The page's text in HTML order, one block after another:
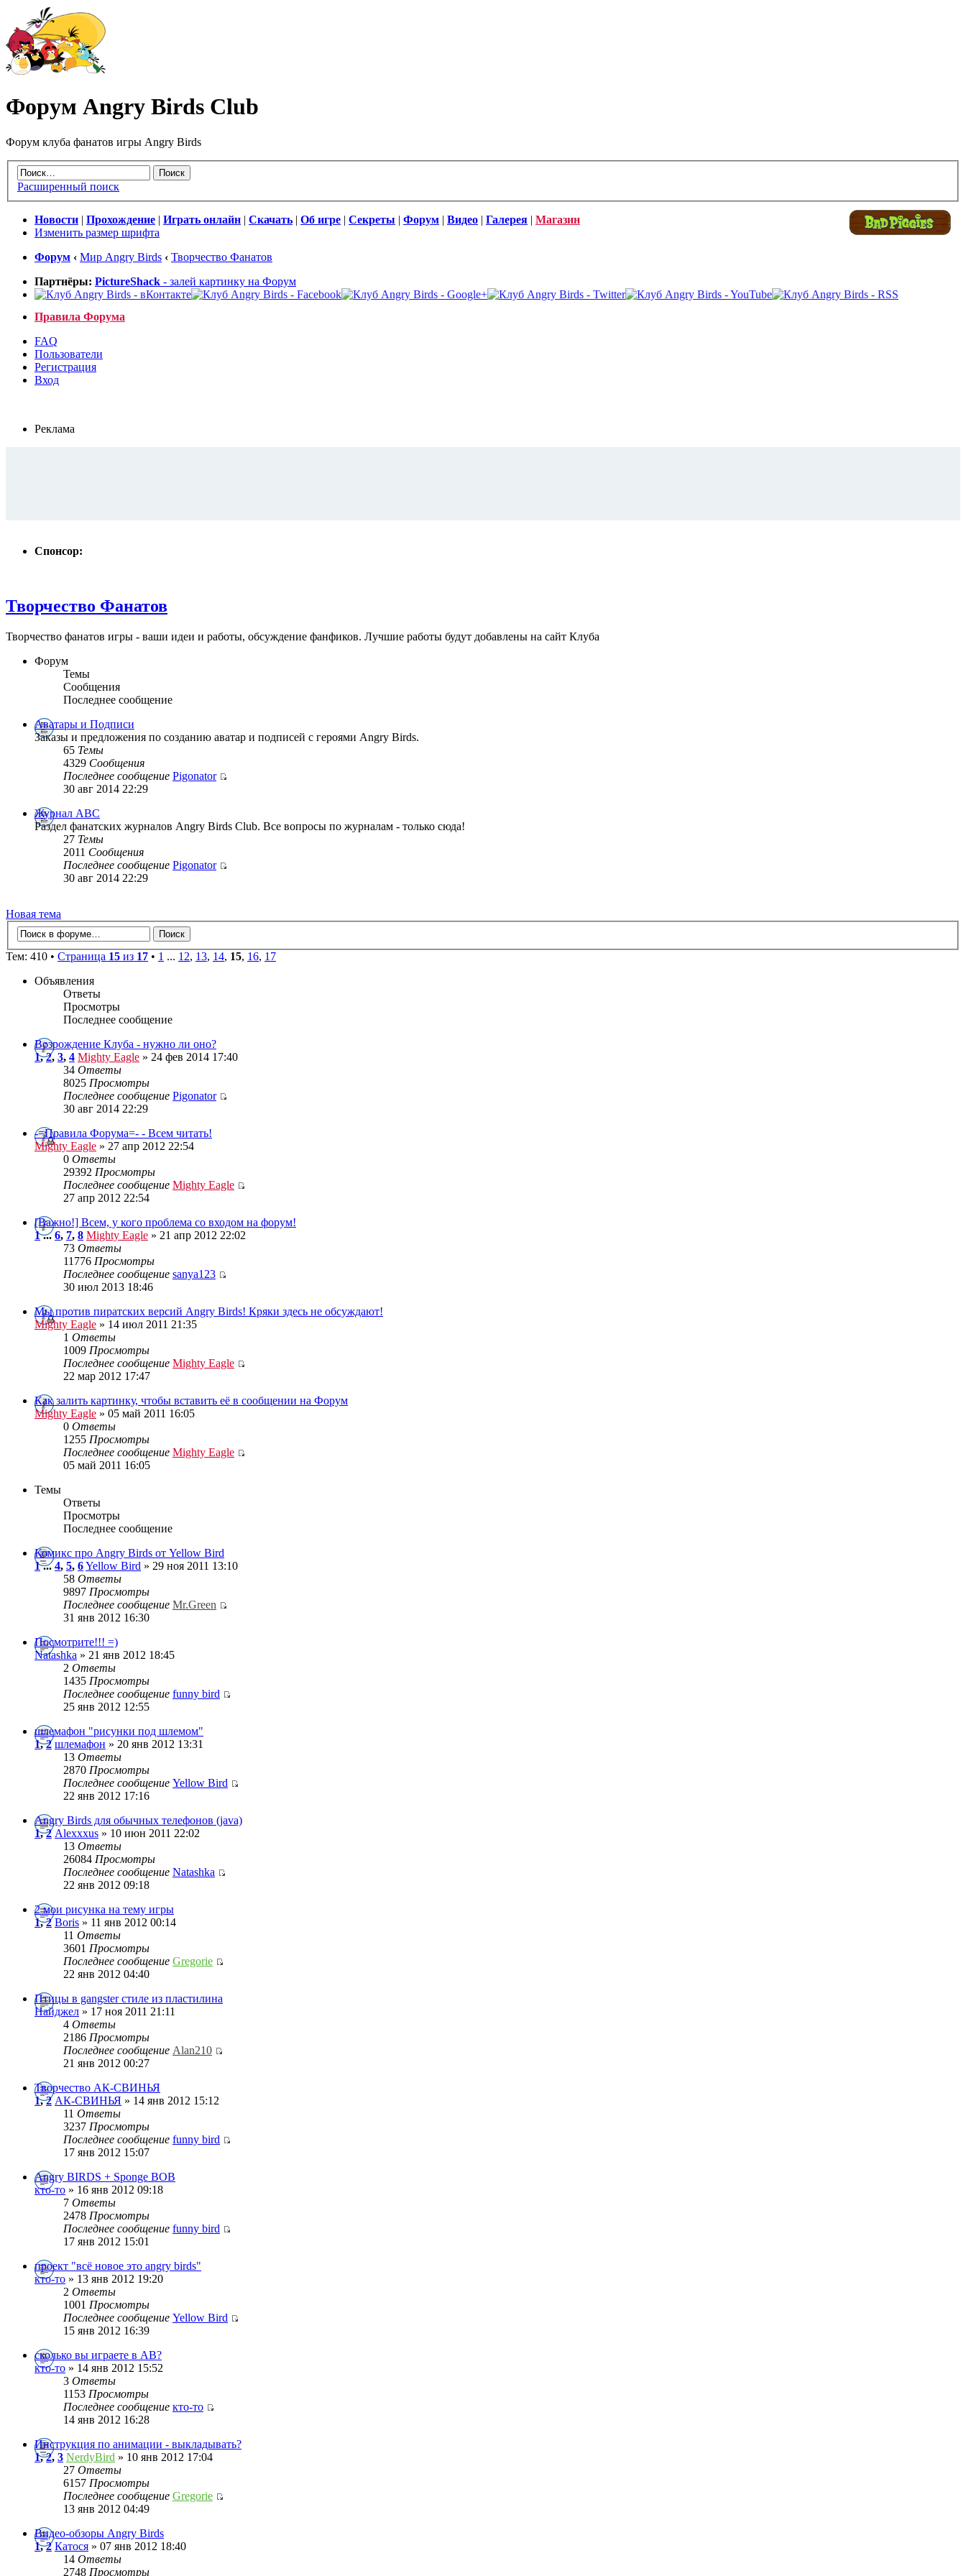
Форум Angry Birds Club
Форум клуба фанатов игры Angry Birds
Расширенный поиск
Новости Прохождение Играть онлайн Скачать Об игре Секреты Форум Видео Галерея
Магазин
Изменить размер шрифта
Форум ‹ Мир Angry Birds ‹ Творчество Фанатов
Партнёры: PictureShack - залей картинку на Форум
Правила Форума
FAQ
Пользователи
Регистрация
Вход
Реклама
Спонсор:
Творчество Фанатов
Творчество фанатов игры - ваши идеи и работы, обсуждение фанфиков. Лучшие работы будут добавлены на сайт Клуба
Форум
Темы
Сообщения
Последнее сообщение
Аватары и Подписи
Заказы и предложения по созданию аватар и подписей с героями Angry Birds.
65 Темы
4329 Сообщения
Последнее сообщение Pigonator
30 авг 2014 22:29
Журнал ABC
Раздел фанатских журналов Angry Birds Club. Все вопросы по журналам - только сюда!
27 Темы
2011 Сообщения
Последнее сообщение Pigonator
30 авг 2014 22:29
Новая тема
Тем: 410 • Страница 15 из 17 • 1 ... 12, 13, 14, 15, 16, 17
Объявления
Ответы
Просмотры
Последнее сообщение
Возрождение Клуба - нужно ли оно?
1,2, 3, 4 Mighty Eagle » 24 фев 2014 17:40
34 Ответы
8025 Просмотры
Последнее сообщение Pigonator
30 авг 2014 22:29
-=Правила Форума=- - Всем читать!
Mighty Eagle » 27 апр 2012 22:54
0 Ответы
29392 Просмотры
Последнее сообщение Mighty Eagle
27 апр 2012 22:54
[Важно!] Всем, у кого проблема со входом на форум!
1...6, 7, 8 Mighty Eagle » 21 апр 2012 22:02
73 Ответы
11776 Просмотры
Последнее сообщение sanya123
30 июл 2013 18:46
Мы против пиратских версий Angry Birds! Кряки здесь не обсуждают!
Mighty Eagle » 14 июл 2011 21:35
1 Ответы
1009 Просмотры
Последнее сообщение Mighty Eagle
22 мар 2012 17:47
Как залить картинку, чтобы вставить её в сообщении на Форум
Mighty Eagle » 05 май 2011 16:05
0 Ответы
1255 Просмотры
Последнее сообщение Mighty Eagle
05 май 2011 16:05
Темы
Ответы
Просмотры
Последнее сообщение
Комикс про Angry Birds от Yellow Bird
1...4, 5, 6Yellow Bird » 29 ноя 2011 13:10
58 Ответы
9897 Просмотры
Последнее сообщение Mr.Green
31 янв 2012 16:30
Посмотрите!!! =)
Natashka » 21 янв 2012 18:45
2 Ответы
1435 Просмотры
Последнее сообщение funny bird
25 янв 2012 12:55
шлемафон "рисунки под шлемом"
1,2 шлемафон » 20 янв 2012 13:31
13 Ответы
2870 Просмотры
Последнее сообщение Yellow Bird
22 янв 2012 17:16
Angry Birds для обычных телефонов (java)
1,2 Alexxxus » 10 июн 2011 22:02
13 Ответы
26084 Просмотры
Последнее сообщение Natashka
22 янв 2012 09:18
2 мои рисунка на тему игры
1,2 Boris » 11 янв 2012 00:14
11 Ответы
3601 Просмотры
Последнее сообщение Gregorie
22 янв 2012 04:40
Птицы в gangster стиле из пластилина
Найджел » 17 ноя 2011 21:11
4 Ответы
2186 Просмотры
Последнее сообщение Alan210
21 янв 2012 00:27
Творчество АК-СВИНЬЯ
1,2 АК-СВИНЬЯ » 14 янв 2012 15:12
11 Ответы
3237 Просмотры
Последнее сообщение funny bird
17 янв 2012 15:07
Angry BIRDS + Sponge BOB
кто-то » 16 янв 2012 09:18
7 Ответы
2478 Просмотры
Последнее сообщение funny bird
17 янв 2012 15:01
проект "всё новое это angry birds"
кто-то » 13 янв 2012 19:20
2 Ответы
1001 Просмотры
Последнее сообщение Yellow Bird
15 янв 2012 16:39
сколько вы играете в АВ?
кто-то » 14 янв 2012 15:52
3 Ответы
1153 Просмотры
Последнее сообщение кто-то
14 янв 2012 16:28
Инструкция по анимации - выкладывать?
1,2, 3 NerdyBird » 10 янв 2012 17:04
27 Ответы
6157 Просмотры
Последнее сообщение Gregorie
13 янв 2012 04:49
Видео-обзоры Angry Birds
1,2 Катося » 07 янв 2012 18:40
14 Ответы
2748 Просмотры